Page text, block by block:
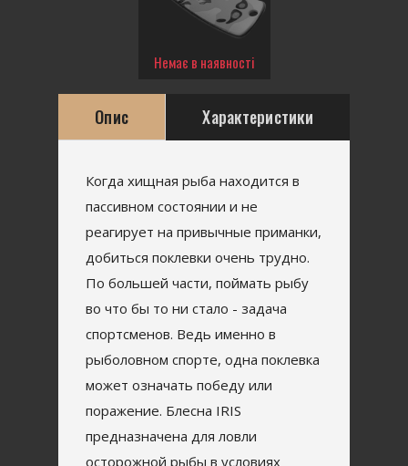
Немає в наявності
Опис Характеристики
Когда хищная рыба находится в
пассивном состоянии и не
реагирует на привычные приманки,
добиться поклевки очень трудно.
По большей части, поймать рыбу
во что бы то ни стало - задача
спортсменов. Ведь именно в
рыболовном спорте, одна поклевка
может означать победу или
поражение. Блесна IRIS
предназначена для ловли
осторожной рыбы в условиях